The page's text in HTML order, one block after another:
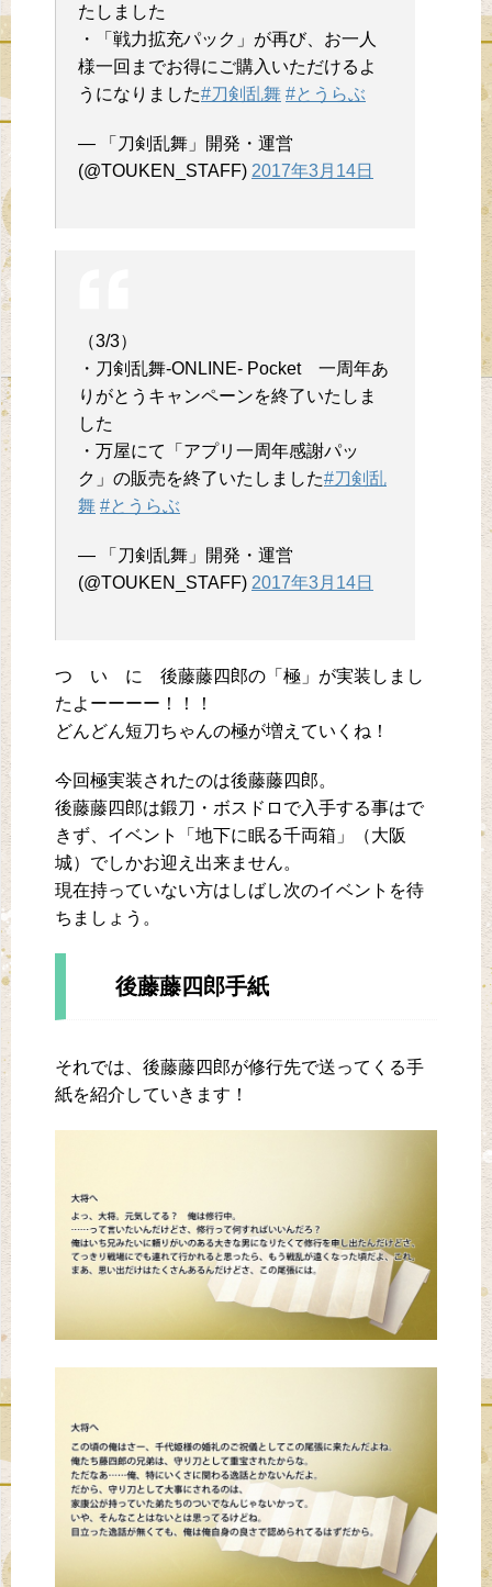
たしました
・「戦力拡充パック」が再び、お一人
様一回までお得にご購入いただけるよ
うになりました#刀剣乱舞 #とうらぶ
— 「刀剣乱舞」開発・運営
(@TOUKEN_STAFF) 2017年3月14日
（3/3）
・刀剣乱舞-ONLINE- Pocket 一周年あ
りがとうキャンペーンを終了いたしま
した
・万屋にて「アプリ一周年感謝パッ
ク」の販売を終了いたしました#刀剣乱
舞 #とうらぶ
— 「刀剣乱舞」開発・運営
(@TOUKEN_STAFF) 2017年3月14日
つ い に 後藤藤四郎の「極」が実装しまし
たよーーーー！！！
どんどん短刀ちゃんの極が増えていくね！
今回極実装されたのは後藤藤四郎。
後藤藤四郎は鍛刀・ボスドロで入手する事はで
きず、イベント「地下に眠る千両箱」（大阪
城）でしかお迎え出来ません。
現在持っていない方はしばし次のイベントを待
ちましょう。
後藤藤四郎手紙
それでは、後藤藤四郎が修行先で送ってくる手
紙を紹介していきます！